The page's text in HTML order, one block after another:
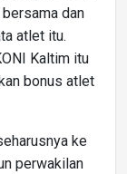
dan
atlet itu.
Kaltim itu
bonus atlet
ke
perwakilan